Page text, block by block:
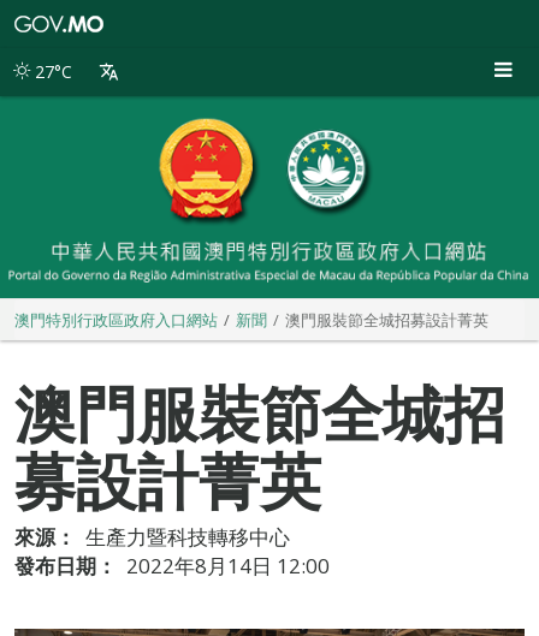
別
27°C
澳門特別行政區政府入口網站 新聞 澳門服裝節全城招募設計菁英
澳門服裝節全城招
募設計菁英
來源：
生產力暨科技轉移中心
發布日期：
2022年8月14日 12:00